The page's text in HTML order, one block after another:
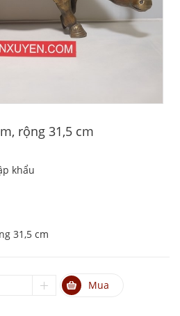
rộng 31,5 cm
khẩu
31,5 cm
Mua